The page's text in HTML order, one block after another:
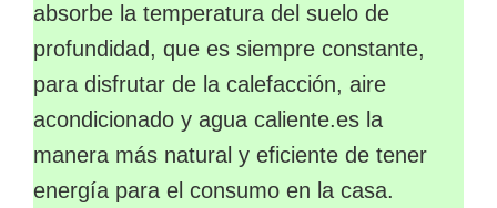
absorbe la temperatura del suelo de
profundidad, que es siempre constante,
para disfrutar de la calefacción, aire
acondicionado y agua caliente.es la
manera más natural y eficiente de tener
energía para el consumo en la casa.